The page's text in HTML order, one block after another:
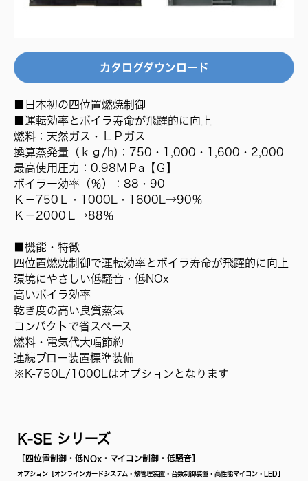
カタログダウンロード
■日本初の四位置燃焼制御
■運転効率とボイラ寿命が飛躍的に向上
燃料：天然ガス・ＬＰガス
換算蒸発量（ｋｇ/h)：750・1,000・1,600・2,000
最高使用圧力：0.98ＭＰa【Ｇ】
ボイラー効率（％）：88・90
Ｋ－750Ｌ・1000L・1600L→90％
Ｋ－2000Ｌ→88％
■機能・特徴
四位置燃焼制御で運転効率とボイラ寿命が飛躍的に向上
環境にやさしい低騒音・低NOx
高いボイラ効率
乾き度の高い良質蒸気
コンパクトで省スペース
燃料・電気代大幅節約
連続ブロー装置標準装備
※K-750L/1000Lはオプションとなります
K-SE シリーズ
［四位置制御・低NOx・マイコン制御・低騒音］
オプション［オンラインガードシステム・熱管理装置・台数制御装置・高性能マイコン・LED］